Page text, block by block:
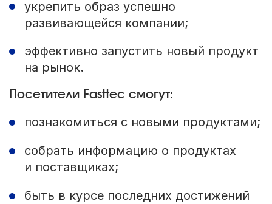
укрепить образ успешно
развивающейся компании;
эффективно запустить новый продукт
на рынок.
Посетители Fasttec смогут:
познакомиться с новыми продуктами;
собрать информацию о продуктах
и поставщиках;
быть в курсе последних достижений